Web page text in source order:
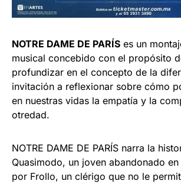
NOTRE DAME DE PARÍS es un
musical concebido con el propósito
profundizar en el concepto de la
invitación a reflexionar sobre cómo
en nuestras vidas la empatía y la
otredad.
NOTRE DAME DE PARÍS narra la
Quasimodo, un joven abandonado
por Frollo, un clérigo que no le